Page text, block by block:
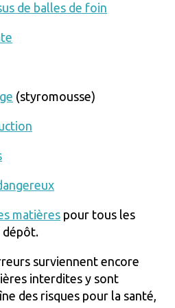
de balles de foin
(styromousse)
matières pour tous les
dépôt.
surviennent encore
interdites y sont
des risques pour la santé,